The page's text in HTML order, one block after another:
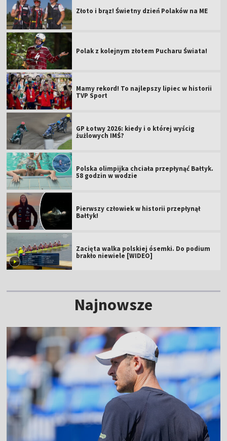
Złoto i brąz! Świetny dzień Polaków na ME
Polak z kolejnym złotem Pucharu Świata!
Mamy rekord! To najlepszy lipiec w historii
TVP Sport
GP Łotwy 2026: kiedy i o której wyścig
żużlowych IMŚ?
Polska olimpijka chciała przepłynąć Bałtyk.
58 godzin w wodzie
Pierwszy człowiek w historii przepłynął
Bałtyk!
Zacięta walka polskiej ósemki. Do podium
brakło niewiele [WIDEO]
Najnowsze